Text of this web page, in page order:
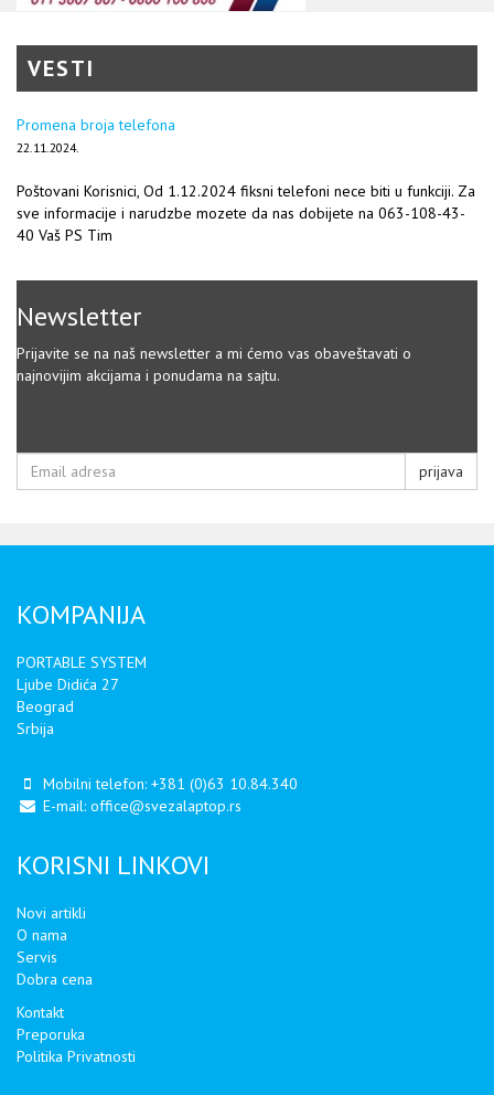
VESTI
Promena broja telefona
22.11.2024.
Poštovani Korisnici, Od 1.12.2024 fiksni telefoni nece biti u funkciji. Za
sve informacije i narudzbe mozete da nas dobijete na 063-108-43-
40 Vaš PS Tim
Newsletter
Prijavite se na naš newsletter a mi ćemo vas obaveštavati o
najnovijim akcijama i ponudama na sajtu.
prijava
KOMPANIJA
PORTABLE SYSTEM
Ljube Didića 27
Beograd
Srbija
Mobilni telefon: +381 (0)63 10.84.340
E-mail: office@svezalaptop.rs
KORISNI LINKOVI
Novi artikli
O nama
Servis
Dobra cena
Kontakt
Preporuka
Politika Privatnosti